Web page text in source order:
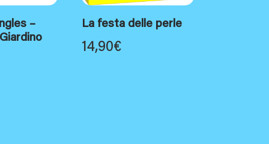
–
La festa delle perle
14,90€